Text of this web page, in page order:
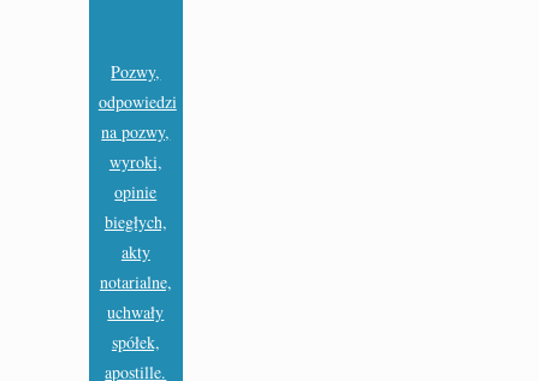
Pozwy,
odpowiedzi
na pozwy,
wyroki,
opinie
biegłych,
akty
notarialne,
uchwały
spółek,
apostille.